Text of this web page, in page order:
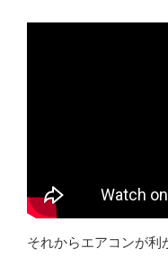
それからエアコンが利